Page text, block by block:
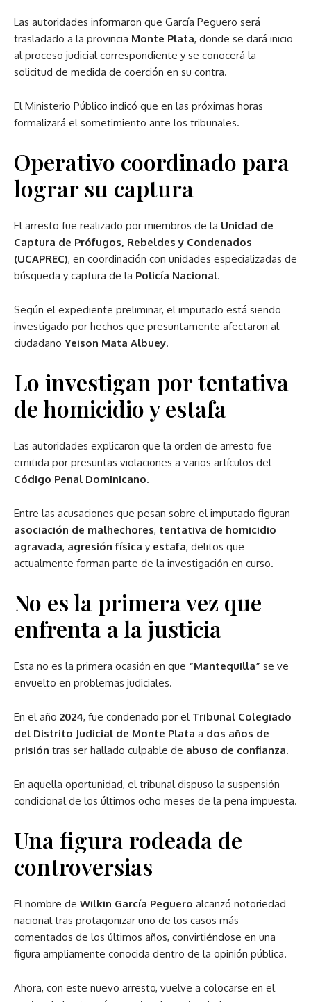
Las autoridades informaron que García Peguero será
trasladado a la provincia Monte Plata, donde se dará inicio
al proceso judicial correspondiente y se conocerá la
solicitud de medida de coerción en su contra.
El Ministerio Público indicó que en las próximas horas
formalizará el sometimiento ante los tribunales.
Operativo coordinado para
lograr su captura
El arresto fue realizado por miembros de la Unidad de
Captura de Prófugos, Rebeldes y Condenados
(UCAPREC), en coordinación con unidades especializadas de
búsqueda y captura de la Policía Nacional.
Según el expediente preliminar, el imputado está siendo
investigado por hechos que presuntamente afectaron al
ciudadano Yeison Mata Albuey.
Lo investigan por tentativa
de homicidio y estafa
Las autoridades explicaron que la orden de arresto fue
emitida por presuntas violaciones a varios artículos del
Código Penal Dominicano.
Entre las acusaciones que pesan sobre el imputado figuran
asociación de malhechores, tentativa de homicidio
agravada, agresión física y estafa, delitos que
actualmente forman parte de la investigación en curso.
No es la primera vez que
enfrenta a la justicia
Esta no es la primera ocasión en que “Mantequilla” se ve
envuelto en problemas judiciales.
En el año 2024, fue condenado por el Tribunal Colegiado
del Distrito Judicial de Monte Plata a dos años de
prisión tras ser hallado culpable de abuso de confianza.
En aquella oportunidad, el tribunal dispuso la suspensión
condicional de los últimos ocho meses de la pena impuesta.
Una figura rodeada de
controversias
El nombre de Wilkin García Peguero alcanzó notoriedad
nacional tras protagonizar uno de los casos más
comentados de los últimos años, convirtiéndose en una
figura ampliamente conocida dentro de la opinión pública.
Ahora, con este nuevo arresto, vuelve a colocarse en el